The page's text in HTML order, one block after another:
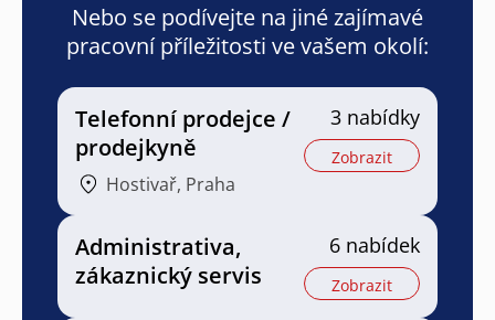
Nebo se podívejte na jiné zajímavé
pracovní příležitosti ve vašem okolí:
Telefonní prodejce /
prodejkyně
Hostivař, Praha
3 nabídky
Zobrazit
Administrativa,
zákaznický servis
6 nabídek
Zobrazit